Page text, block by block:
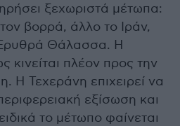
ξεχωριστά μέτωπα:
βορρά, άλλο το Ιράν,
Θάλασσα. Η
κινείται πλέον προς την
Η Τεχεράνη επιχειρεί να
εξίσωση και
το μέτωπο φαίνεται